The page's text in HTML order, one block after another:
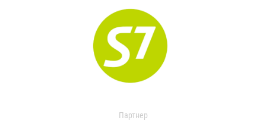
Партнер